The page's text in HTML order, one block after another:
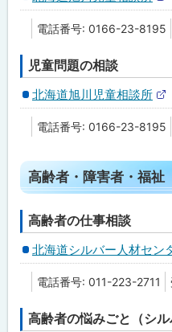
外
部
サ
電話番号: 0166-23-8195
児童問題の相談
北海道旭川児童相談所
外
部
サ
電話番号: 0166-23-8195
ト
ッ
プ
に
戻
高齢者・障害者・福祉
高齢者の仕事相談
北海道シルバー人材セン
電話番号: 011-223-2711
高齢者の悩みごと（シル